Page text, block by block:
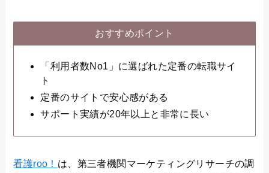
おすすめポイント
「利用者数No1」に選ばれた定番の転職サイ
ト
定番のサイトで安心感がある
サポート実績が20年以上と非常に長い
看護roo！ は、第三者機関マーケティングリサーチの調